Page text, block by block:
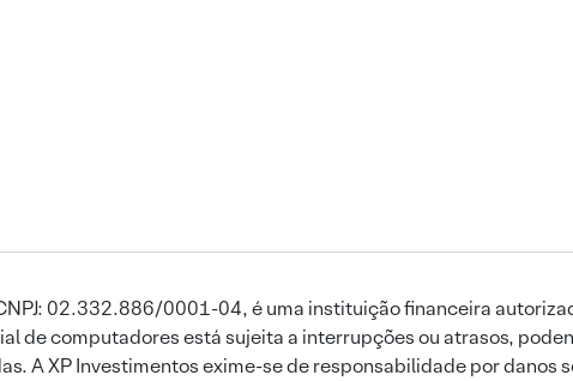
02.332.886/0001-04, é uma instituição financeira
de computadores está sujeita a interrupções ou atrasos,
A XP Investimentos exime-se de responsabilidade por danos